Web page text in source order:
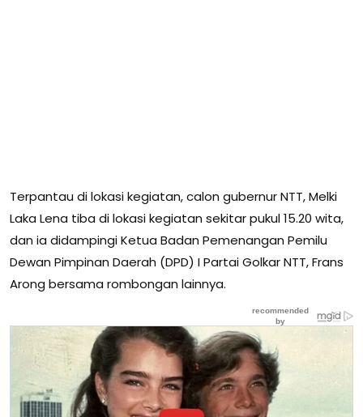
Terpantau di lokasi kegiatan, calon gubernur NTT, Melki
Laka Lena tiba di lokasi kegiatan sekitar pukul 15.20 wita,
dan ia didampingi Ketua Badan Pemenangan Pemilu
Dewan Pimpinan Daerah (DPD) I Partai Golkar NTT, Frans
Arong bersama rombongan lainnya.